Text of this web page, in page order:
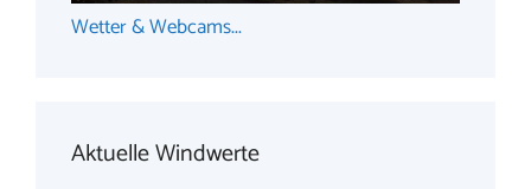
Wetter & Webcams...
Aktuelle Windwerte